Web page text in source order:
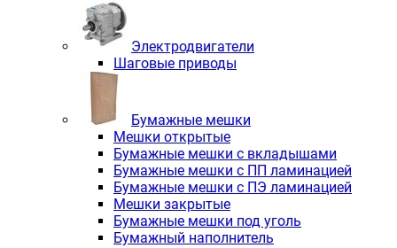
Электродвигатели
Шаговые приводы
Бумажные мешки
Мешки открытые
Бумажные мешки с вкладышами
Бумажные мешки с ПП ламинацией
Бумажные мешки с ПЭ ламинацией
Мешки закрытые
Бумажные мешки под уголь
Бумажный наполнитель